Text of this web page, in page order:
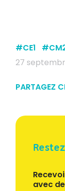
avec
#CE1 #
27
PARTAGEZ